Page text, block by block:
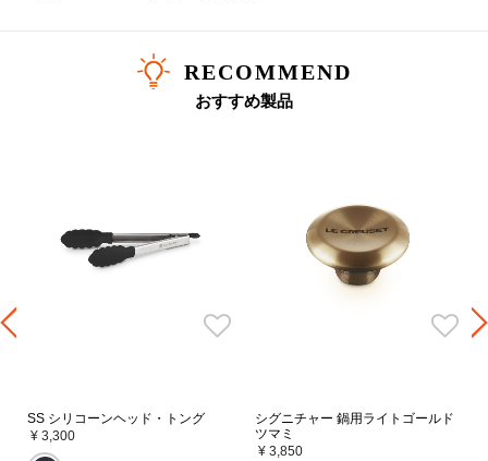
RECOMMEND
おすすめ製品
SS シリコーンヘッド・トング
¥ 3,300
シグニチャー 鍋用ライトゴールド
ツマミ
¥ 3,850